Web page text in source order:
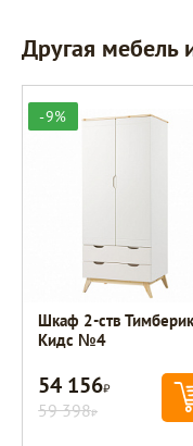
Другая мебель
-9%
Шкаф 2-ств
Кидс №4
54 156Р
59 398Р